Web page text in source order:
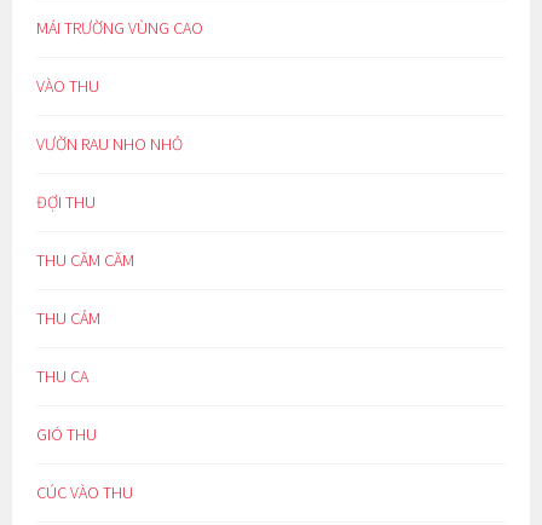
MÁI TRƯỜNG VÙNG CAO
VÀO THU
VƯỜN RAU NHO NHỎ
ĐỢI THU
THU CĂM CĂM
THU CẢM
THU CA
GIÓ THU
CÚC VÀO THU